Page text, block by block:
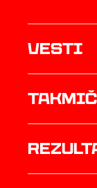
Vesti